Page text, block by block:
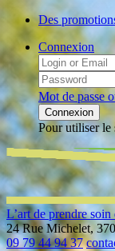
Des
Connexion
Mot de passe
Pour utiliser le
L’art de prendre
24 Rue Michelet,
09 79 44 94 37